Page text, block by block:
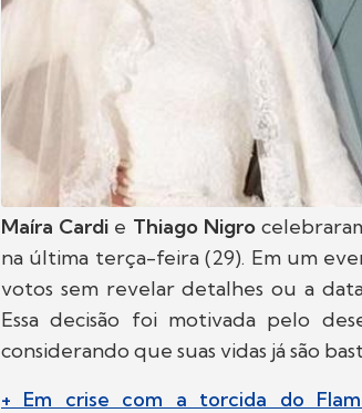
Maíra Cardi e Thiago Nigro
na última terça-feira (29). Em um
votos sem revelar detalhes ou a
Essa decisão foi motivada pelo
considerando que suas vidas já são
+ Em crise com a torcida do